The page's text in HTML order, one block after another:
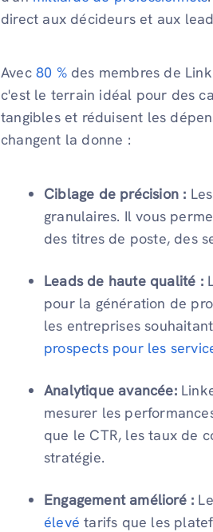
direct aux décideurs et aux
Avec80 %des membres de
c'est le terrain idéal pour des
tangibles et réduisent les
changent la donne :
Ciblage de précision :
granulaires. Il vous
des titres de poste, des
Leads de haute qualité :
pour la génération de
les entreprises
prospects pour les
Analytique avancée:
mesurer les
que le CTR, les taux de
stratégie.
Engagement amélioré :
élevé tarifs que les